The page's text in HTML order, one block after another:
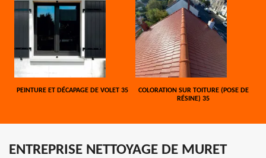
PEINTURE ET DÉCAPAGE DE VOLET 35
COLORATION SUR TOITURE (POSE DE
RÉSINE) 35
ENTREPRISE NETTOYAGE DE MURET